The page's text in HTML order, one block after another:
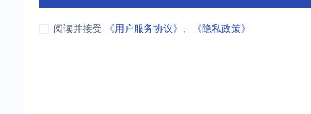
阅读并接受 《用户服务协议》 、 《隐私政策》